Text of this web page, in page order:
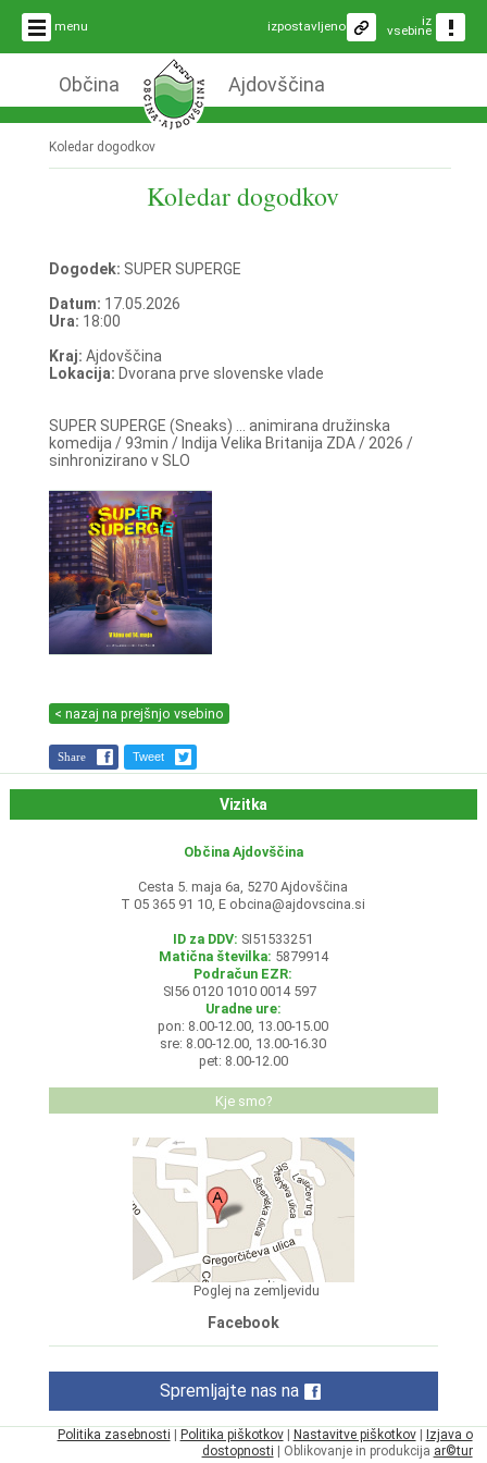
menu iz
vsebine
izpostavljeno
Občina Ajdovščina
Koledar dogodkov
Koledar dogodkov
Dogodek: SUPER SUPERGE
Datum: 17.05.2026
Ura: 18:00
Kraj: Ajdovščina
Lokacija: Dvorana prve slovenske vlade
SUPER SUPERGE (Sneaks) ... animirana družinska
komedija / 93min / Indija Velika Britanija ZDA / 2026 /
sinhronizirano v SLO
< nazaj na prejšnjo vsebino
Share Tweet
Vizitka
Občina Ajdovščina
Cesta 5. maja 6a, 5270 Ajdovščina
T 05 365 91 10, E obcina@ajdovscina.si
ID za DDV: SI51533251
Matična številka: 5879914
Podračun EZR:
SI56 0120 1010 0014 597
Uradne ure:
pon: 8.00-12.00, 13.00-15.00
sre: 8.00-12.00, 13.00-16.30
pet: 8.00-12.00
Kje smo?
Poglej na zemljevidu
Facebook
Spremljajte nas na
Politika zasebnosti | Politika piškotkov| Nastavitve piškotkov| Izjava o
dostopnosti | Oblikovanje in produkcija ar©tur